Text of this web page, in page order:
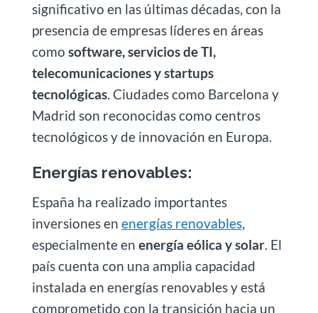
significativo en las últimas décadas, con la
presencia de empresas líderes en áreas
como software, servicios de TI,
telecomunicaciones y startups
tecnológicas. Ciudades como Barcelona y
Madrid son reconocidas como centros
tecnológicos y de innovación en Europa.
Energías renovables:
España ha realizado importantes
inversiones en energías renovables,
especialmente en energía eólica y solar. El
país cuenta con una amplia capacidad
instalada en energías renovables y está
comprometido con la transición hacia un